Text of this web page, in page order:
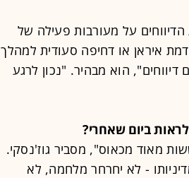
על מעורבות פעילה של
איראן או דחיפה סעודית למהלך
הוא מבהיר. "נכון לרגע
ביום שאחרי?
מאוד מכאוס", מסביר גוז'נסקי.
- לא יחרחר מלחמה, לא